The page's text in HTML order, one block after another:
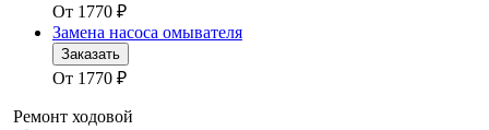
От 1770 ₽
Замена насоса омывателя
Заказать
От 1770 ₽
Ремонт ходовой